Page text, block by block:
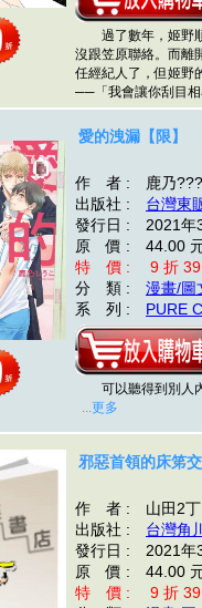
過了數年，姬野順
沒跟笠原聯絡。而離
任經紀人了，但姬野
──「我會讓你刮目
愛的洩漏【限】
作 者 : 鹿乃???
出版社 : 台灣東
發行日 : 2021年
原 價 : 44.00
特 價 : 9 折
分 類 : 漫畫/圖
系 列 : PURE
可以聽得到別人
...更多
邪惡首領的床笫
作 者 : 山田2丁
出版社 : 台灣角
發行日 : 2021年
原 價 : 44.00
特 價 : 9 折